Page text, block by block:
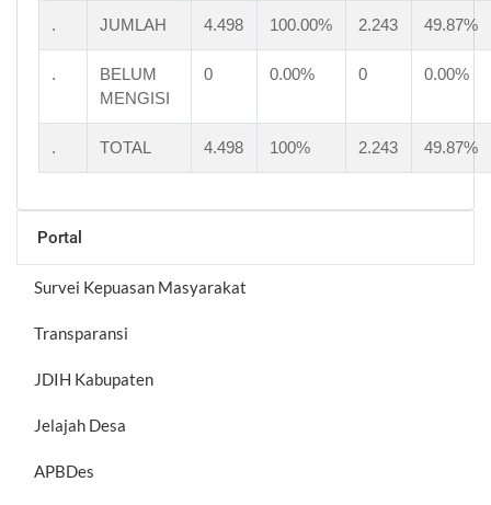
. JUMLAH 4.498 100.00% 2.243 49.87%
.
BELUM
MENGISI
0 0.00% 0 0.00%
. TOTAL 4.498 100% 2.243 49.87%
Portal
Survei Kepuasan Masyarakat
Transparansi
JDIH Kabupaten
Jelajah Desa
APBDes